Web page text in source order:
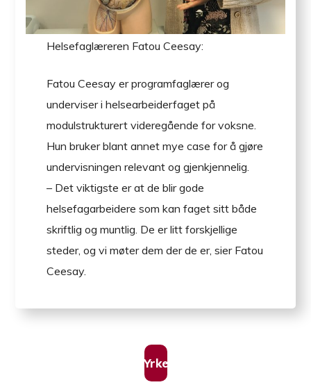
Helsefaglæreren Fatou Ceesay:
Fatou Ceesay er programfaglærer og
underviser i helsearbeiderfaget på
modulstrukturert videregående for voksne.
Hun bruker blant annet mye case for å gjøre
undervisningen relevant og gjenkjennelig.
– Det viktigste er at de blir gode
helsefagarbeidere som kan faget sitt både
skriftlig og muntlig. De er litt forskjellige
steder, og vi møter dem der de er, sier Fatou
Ceesay.
Yrkesfag